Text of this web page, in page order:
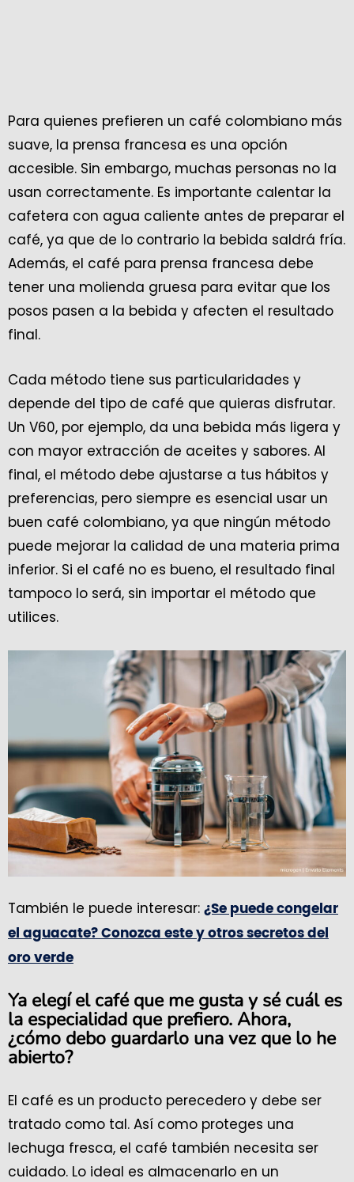
Para quienes prefieren un café colombiano más
suave, la prensa francesa es una opción
accesible. Sin embargo, muchas personas no la
usan correctamente. Es importante calentar la
cafetera con agua caliente antes de preparar el
café, ya que de lo contrario la bebida saldrá fría.
Además, el café para prensa francesa debe
tener una molienda gruesa para evitar que los
posos pasen a la bebida y afecten el resultado
final.
Cada método tiene sus particularidades y
depende del tipo de café que quieras disfrutar.
Un V60, por ejemplo, da una bebida más ligera y
con mayor extracción de aceites y sabores. Al
final, el método debe ajustarse a tus hábitos y
preferencias, pero siempre es esencial usar un
buen café colombiano, ya que ningún método
puede mejorar la calidad de una materia prima
inferior. Si el café no es bueno, el resultado final
tampoco lo será, sin importar el método que
utilices.
También le puede interesar: ¿Se puede congelar
el aguacate? Conozca este y otros secretos del
oro verde
Ya elegí el café que me gusta y sé cuál es
la especialidad que prefiero. Ahora,
¿cómo debo guardarlo una vez que lo he
abierto?
El café es un producto perecedero y debe ser
tratado como tal. Así como proteges una
lechuga fresca, el café también necesita ser
cuidado. Lo ideal es almacenarlo en un